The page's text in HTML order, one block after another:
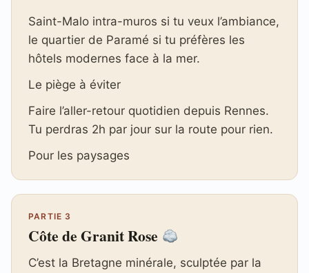
Saint-Malo intra-muros si tu veux l’ambiance,
le quartier de Paramé si tu préfères les
hôtels modernes face à la mer.
Le piège à éviter
Faire l’aller-retour quotidien depuis Rennes.
Tu perdras 2h par jour sur la route pour rien.
Pour les paysages
PARTIE 3
Côte de Granit Rose
C’est la Bretagne minérale, sculptée par la